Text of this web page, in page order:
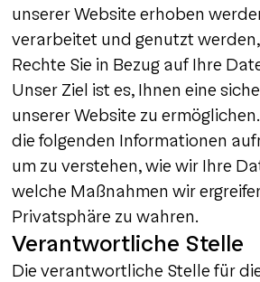
unserer Website erhoben
verarbeitet und genutzt
Rechte Sie in Bezug auf Ihre
Unser Ziel ist es, Ihnen eine
unserer Website zu
die folgenden Informationen
um zu verstehen, wie wir Ihre
welche Maßnahmen wir
Privatsphäre zu wahren.
Verantwortliche Stelle
Die verantwortliche Stelle für